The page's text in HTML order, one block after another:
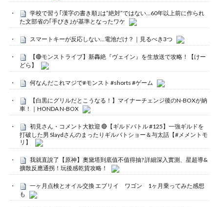
学校で習う｢漢字の書き順｣は”絶対”ではない…60年以上前に作られ
た文部省の｢手びき｣が基準となったワケ
スマートキーが反応しない…電池だけ？｜見るべき3つ
【🔴モンストライブ】新轟絶『ヴェイン』を生放送で攻略！【けー
どら】
何なんだこれマジで#モンスト #shorts #ゲーム
【白黒にグリルだとこうなる！】マイナーチェンジ後のN-BOXが納
車！｜HONDA N-BOX
初見さん・コメント大歓迎 🔴【ギルドバトル #125】一強ギルドを
打破した男 Slaydさんのまったりギルバトショー＆与太話【#メメントモ
リ】
我就直說了【原神】奧黛塔到底值不值得抽? 詳細深入實測、星超導&
擴散反應通拐！玩後感乾貨攻略！
一ヶ月点検とオイル交換 エブリイ ワゴン 1ヶ月乗ってみた感想
も